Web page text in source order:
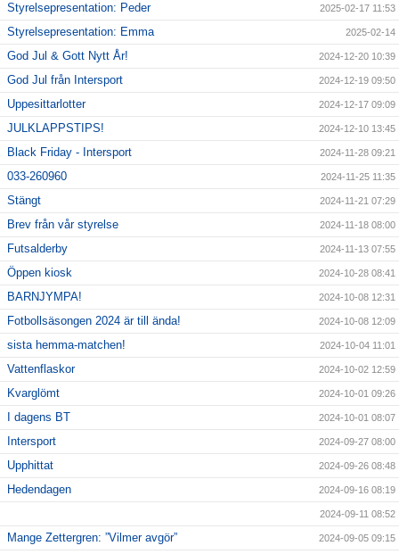
Styrelsepresentation: Peder 2025-02-17 11:53
Styrelsepresentation: Emma 2025-02-14
God Jul & Gott Nytt År! 2024-12-20 10:39
God Jul från Intersport 2024-12-19 09:50
Uppesittarlotter 2024-12-17 09:09
JULKLAPPSTIPS! 2024-12-10 13:45
Black Friday - Intersport 2024-11-28 09:21
033-260960 2024-11-25 11:35
Stängt 2024-11-21 07:29
Brev från vår styrelse 2024-11-18 08:00
Futsalderby 2024-11-13 07:55
Öppen kiosk 2024-10-28 08:41
BARNJYMPA! 2024-10-08 12:31
Fotbollsäsongen 2024 är till ända! 2024-10-08 12:09
sista hemma-matchen! 2024-10-04 11:01
Vattenflaskor 2024-10-02 12:59
Kvarglömt 2024-10-01 09:26
I dagens BT 2024-10-01 08:07
Intersport 2024-09-27 08:00
Upphittat 2024-09-26 08:48
Hedendagen 2024-09-16 08:19
2024-09-11 08:52
Mange Zettergren: ”Vilmer avgör” 2024-09-05 09:15